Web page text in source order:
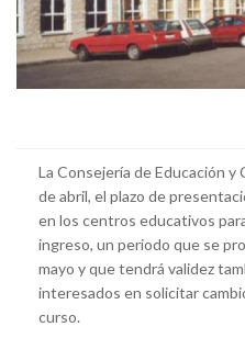
La Consejería de Educación y
de abril, el plazo de
en los centros educativos
ingreso, un periodo que se
mayo y que tendrá validez
interesados en solicitar
curso.